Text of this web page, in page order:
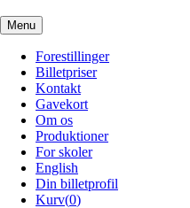
Menu
Forestillinger
Billetpriser
Kontakt
Gavekort
Om os
Produktioner
For skoler
English
Din billetprofil
Kurv(0)